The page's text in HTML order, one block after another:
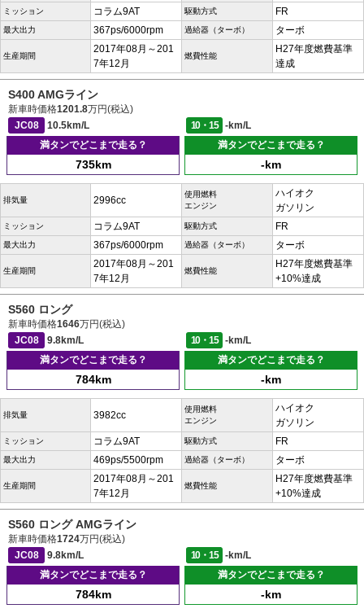
ミッション コラム9AT 駆動方式 FR
最大出力 367ps/6000rpm 過給器（ターボ） ターボ
生産期間
2017年08月～201
7年12月
燃費性能
H27年度燃費基準
達成
S400 AMGライン
新車時価格1201.8万円(税込)
JC08
10.5km/L 10・15
-km/L
満タンでどこまで走る？
735km
満タンでどこまで走る？
-km
排気量 2996cc
使用燃料
エンジン
ハイオク
ガソリン
ミッション コラム9AT 駆動方式 FR
最大出力 367ps/6000rpm 過給器（ターボ） ターボ
生産期間
2017年08月～201
7年12月
燃費性能
H27年度燃費基準
+10%達成
S560 ロング
新車時価格1646万円(税込)
JC08
9.8km/L 10・15
-km/L
満タンでどこまで走る？
784km
満タンでどこまで走る？
-km
排気量 3982cc
使用燃料
エンジン
ハイオク
ガソリン
ミッション コラム9AT 駆動方式 FR
最大出力 469ps/5500rpm 過給器（ターボ） ターボ
生産期間
2017年08月～201
7年12月
燃費性能
H27年度燃費基準
+10%達成
S560 ロング AMGライン
新車時価格1724万円(税込)
JC08
9.8km/L 10・15
-km/L
満タンでどこまで走る？
784km
満タンでどこまで走る？
-km